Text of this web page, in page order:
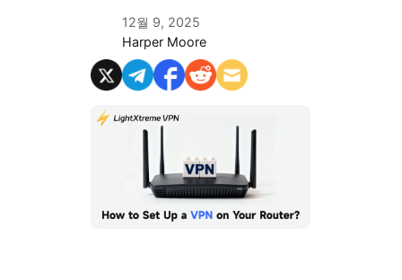
12월 9, 2025
Harper Moore